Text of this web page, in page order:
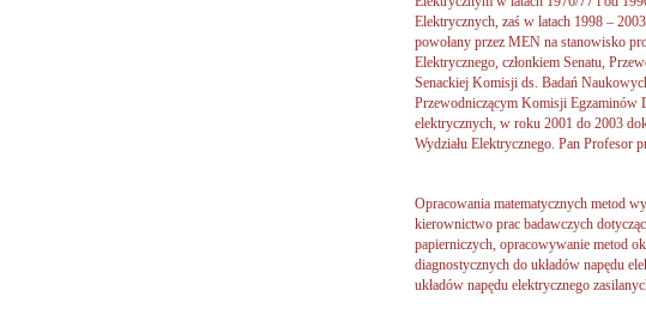
Elektrycznych, zaś w latach 1998 –
powołany przez MEN na stanowisko
Elektrycznego, członkiem Senatu,
Senackiej Komisji ds. Badań
Przewodniczącym Komisji Egzaminów
elektrycznych, w roku 2001 do 2003
Wydziału Elektrycznego. Pan Profesor
Opracowania matematycznych metod
kierownictwo prac badawczych
papierniczych, opracowywanie metod
diagnostycznych do układów napędu
układów napędu elektrycznego